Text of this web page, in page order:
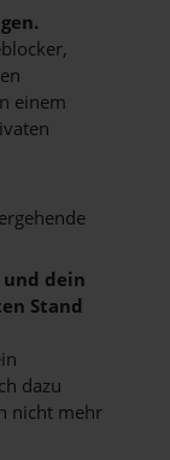
einem
und dein
Stand
dazu
nicht mehr